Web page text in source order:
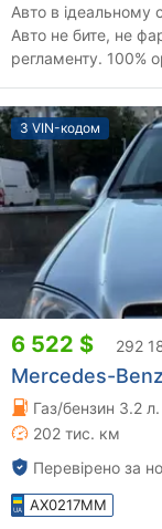
Авто в ідеальному
Авто не бите, не
регламенту. 100%
З VIN-кодом
6 522 $ 292
Mercedes-
Газ/бензин 3.2 л.
202 тис. км
Перевірено за
AX0217MM